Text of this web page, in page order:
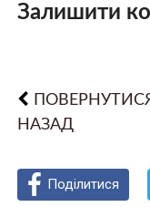
Залишити
НАЗАД
Поділитися